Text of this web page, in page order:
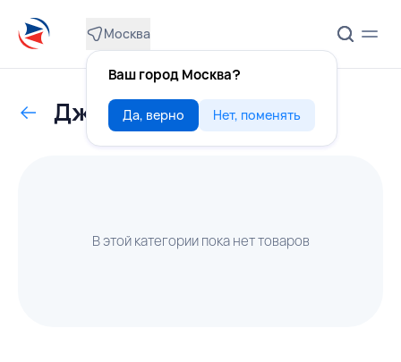
Москва
Ваш город Москва?
Да, верно Нет, поменять
Джем
В этой категории пока нет товаров